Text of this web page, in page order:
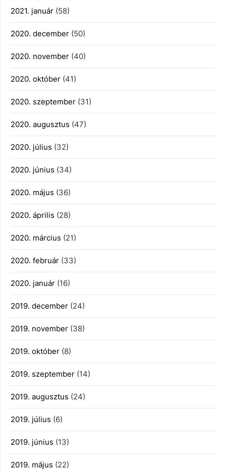
2021. január (58)
2020. december (50)
2020. november (40)
2020. október (41)
2020. szeptember (31)
2020. augusztus (47)
2020. július (32)
2020. június (34)
2020. május (36)
2020. április (28)
2020. március (21)
2020. február (33)
2020. január (16)
2019. december (24)
2019. november (38)
2019. október (8)
2019. szeptember (14)
2019. augusztus (24)
2019. július (6)
2019. június (13)
2019. május (22)